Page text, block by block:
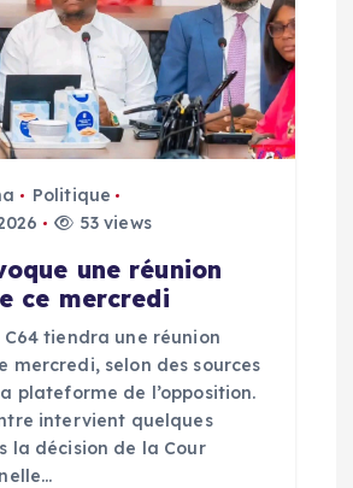
Politique
53 views
une réunion
ce mercredi
tiendra une réunion
mercredi, selon des sources
plateforme de l’opposition.
intervient quelques
la décision de la Cour